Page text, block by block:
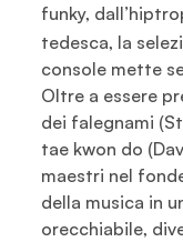
funky,
tedesca, la
console mette
Oltre a essere
dei falegnami
tae kwon do
maestri nel
della musica in
orecchiabile,